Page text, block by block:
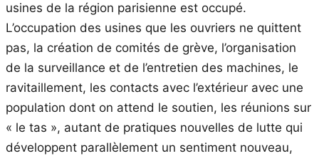
usines de la région parisienne est occupé.
L’occupation des usines que les ouvriers ne quittent
pas, la création de comités de grève, l’organisation
de la surveillance et de l’entretien des machines, le
ravitaillement, les contacts avec l’extérieur avec une
population dont on attend le soutien, les réunions sur
« le tas », autant de pratiques nouvelles de lutte qui
développent parallèlement un sentiment nouveau,